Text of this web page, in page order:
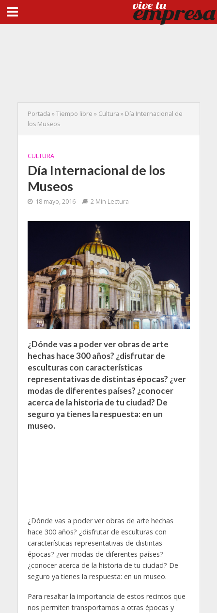
Portada »Tiempo libre » Cultura » Día Internacional de
los Museos
CULTURA
Día Internacional de los
Museos
18 mayo, 2016 2 Min Lectura
¿Dónde vas a poder ver obras de arte
hechas hace 300 años? ¿disfrutar de
esculturas con características
representativas de distintas épocas? ¿ver
modas de diferentes países? ¿conocer
acerca de la historia de tu ciudad? De
seguro ya tienes la respuesta: en un
museo.
¿Dónde vas a poder ver obras de arte hechas
hace 300 años? ¿disfrutar de esculturas con
características representativas de distintas
épocas? ¿ver modas de diferentes países?
¿conocer acerca de la historia de tu ciudad? De
seguro ya tienes la respuesta: en un museo.
Para resaltar la importancia de estos recintos que
nos permiten transportarnos a otras épocas y